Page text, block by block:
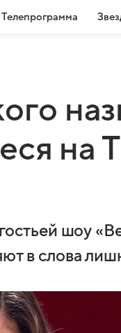
Телепрограмма
на
шоу
в слова